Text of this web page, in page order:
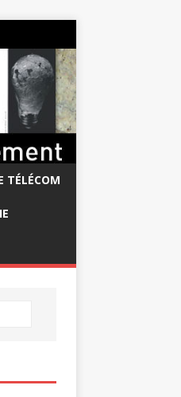
TÉLÉCOM